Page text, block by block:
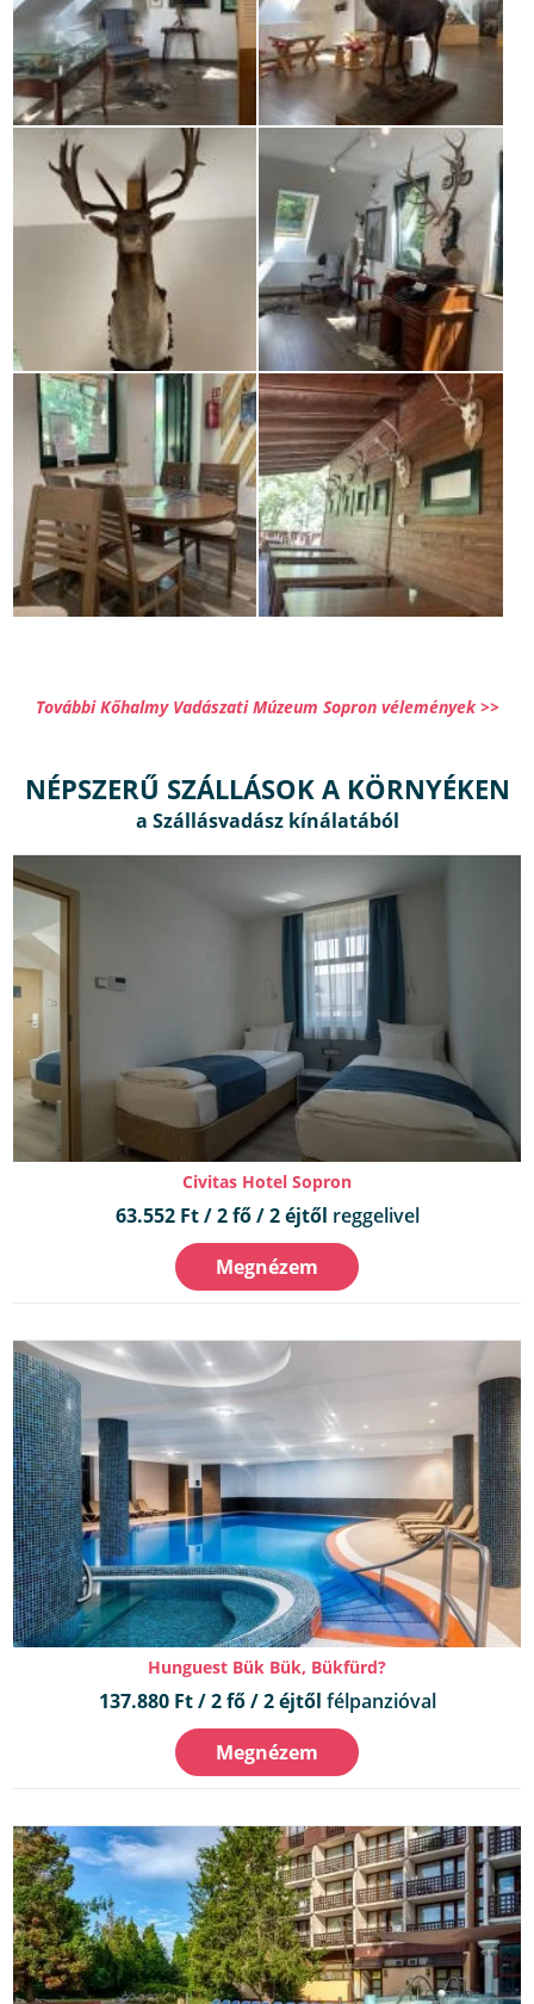
További Kőhalmy Vadászati Múzeum Sopron vélemények >>
NÉPSZERŰ SZÁLLÁSOK A KÖRNYÉKEN
Civitas Hotel Sopron
63.552 Ft / 2 fő / 2 éjtől reggelivel
Megnézem
Hunguest Bük Bük, Bükfürd?
137.880 Ft / 2 fő / 2 éjtől félpanzióval
Megnézem